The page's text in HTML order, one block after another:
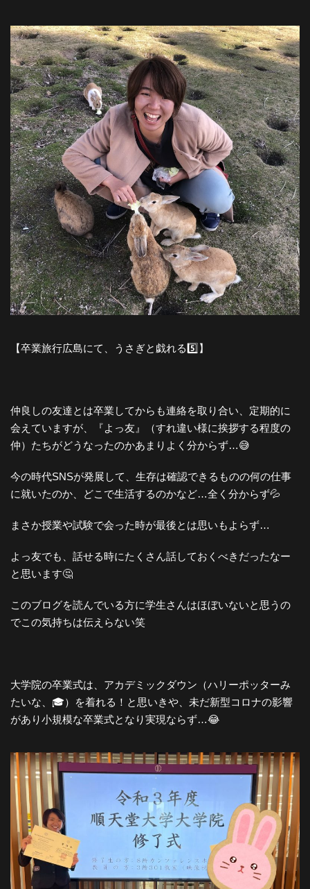
【卒業旅行広島にて、うさぎと戯れる5️⃣】
仲良しの友達とは卒業してからも連絡を取り合い、定期的に
会えていますが、『よっ友』（すれ違い様に挨拶する程度の
仲）たちがどうなったのかあまりよく分からず…😅
今の時代SNSが発展して、生存は確認できるものの何の仕事
に就いたのか、どこで生活するのかなど…全く分からず💦
まさか授業や試験で会った時が最後とは思いもよらず…
よっ友でも、話せる時にたくさん話しておくべきだったなー
と思います🤔
このブログを読んでいる方に学生さんはほぼいないと思うの
でこの気持ちは伝えらない笑
大学院の卒業式は、アカデミックダウン（ハリーポッターみ
たいな、🎓）を着れる！と思いきや、未だ新型コロナの影響
があり小規模な卒業式となり実現ならず…😂